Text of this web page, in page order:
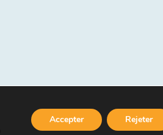
Accepter Rejeter